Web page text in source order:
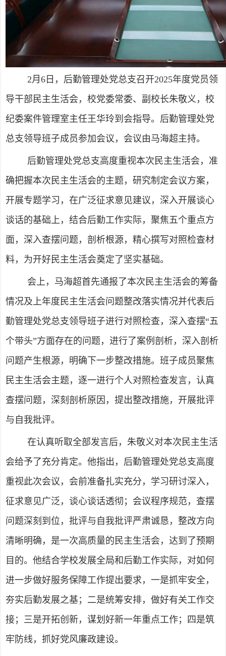
2月6日，后勤管理处党总支召开2025年度党员领
导干部民主生活会，校党委常委、副校长朱敬义，校
纪委案件管理室主任王华玲到会指导。后勤管理处党
总支领导班子成员参加会议，会议由马海超主持。
后勤管理处党总支高度重视本次民主生活会，准
确把握本次民主生活会的主题，研究制定会议方案，
开展专题学习，在广泛征求意见建议，深入开展谈心
谈话的基础上，结合后勤工作实际，聚焦五个重点方
面，深入查摆问题，剖析根源，精心撰写对照检查材
料，为开好民主生活会奠定了坚实基础。
会上，马海超首先通报了本次民主生活会的筹备
情况及上年度民主生活会问题整改落实情况并代表后
勤管理处党总支领导班子进行对照检查，深入查摆“五
个带头”方面存在的问题，进行了案例剖析，深入剖析
问题产生根源，明确下一步整改措施。班子成员聚焦
民主生活会主题，逐一进行个人对照检查发言，认真
查摆问题，深刻剖析原因，提出整改措施，开展批评
与自我批评。
在认真听取全部发言后，朱敬义对本次民主生活
会给予了充分肯定。他指出，后勤管理处党总支高度
重视此次会议，会前准备扎实充分，学习研讨深入，
征求意见广泛，谈心谈话透彻；会议程序规范，查摆
问题深刻到位，批评与自我批评严肃诚恳，整改方向
清晰明确，是一次高质量的民主生活会，达到了预期
目的。他结合学校发展全局和后勤工作实际，对如何
进一步做好服务保障工作提出要求，一是抓牢安全，
夯实后勤发展之基；二是统筹安排，做好有关工作交
接；三是开拓创新，谋划好新一年重点工作；四是筑
牢防线，抓好党风廉政建设。